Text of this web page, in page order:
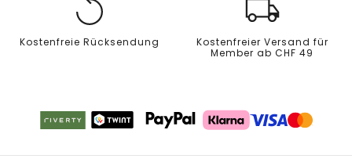
Kostenfreie Rücksendung
Kostenfreier Versand für
Member ab CHF 49